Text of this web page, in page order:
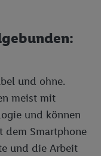
und ohne.
meist mit
und können
dem Smartphone
und die Arbeit